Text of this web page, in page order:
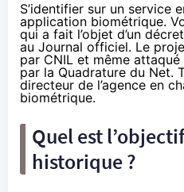
S’identifier sur un service
application biométrique.
qui a fait l’objet d’un
au Journal officiel. Le
par CNIL et même attaqué
par la Quadrature du Net.
directeur de l’agence en
biométrique.
Quel est
historique ?